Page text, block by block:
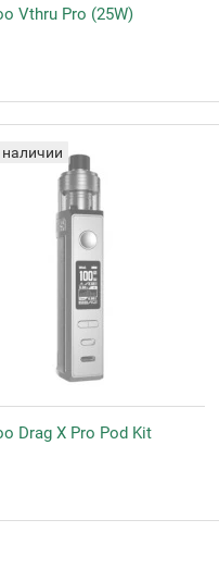
Vthru Pro (25W)
наличии
Drag X Pro Pod Kit